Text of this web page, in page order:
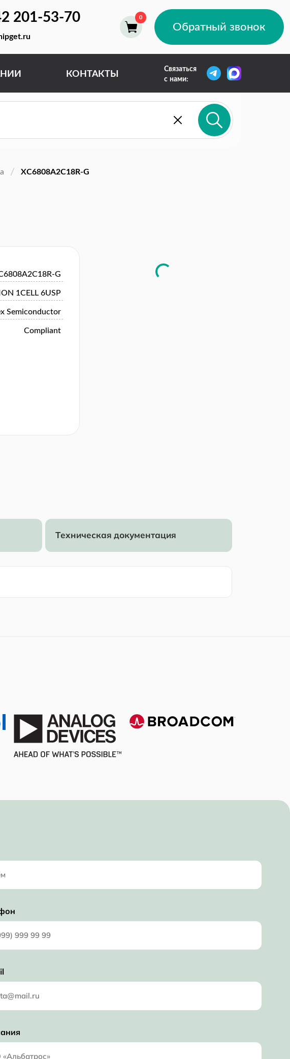
201-53-70
Обратный звонок
КОНТАКТЫ
Связаться
с нами:
XC6808A2C18R-G
G
1CELL 6USP
Semiconductor
Compliant
Техническая документация